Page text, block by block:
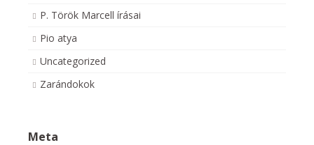
P. Török Marcell írásai
Pio atya
Uncategorized
Zarándokok
Meta